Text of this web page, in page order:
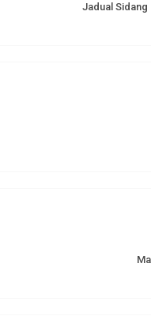
Jadual Sidang